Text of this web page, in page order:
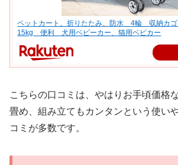
ペットカート、折りたたみ、防水 4輪 収納カ
15kg 便利 犬用ベビーカー、猫用ベビカー
こちらの口コミは、やはりお手頃価格
畳め、組み立てもカンタンという使い
コミが多数です。